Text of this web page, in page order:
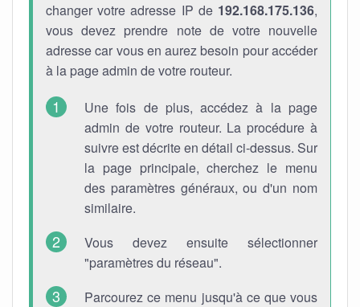
changer votre adresse IP de 192.168.175.136,
vous devez prendre note de votre nouvelle
adresse car vous en aurez besoin pour accéder
à la page admin de votre routeur.
Une fois de plus, accédez à la page
admin de votre routeur. La procédure à
suivre est décrite en détail ci-dessus. Sur
la page principale, cherchez le menu
des paramètres généraux, ou d'un nom
similaire.
Vous devez ensuite sélectionner
"paramètres du réseau".
Parcourez ce menu jusqu'à ce que vous